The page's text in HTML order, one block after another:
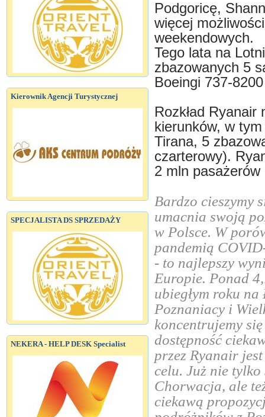
Kierownik Agencji Turystycznej
SPECJALISTA DS SPRZEDAŻY
NEKERA - HELP DESK Specialist
Podgoricę,
więcej
weekendowych.
Tego lata na
zbazowanych 5
Boeingi 737-
Rozkład
kierunków, w
Tirana, 5
czarterowy).
2 mln pasażerów
Bardzo cieszymy
umacnia swoją
w Polsce. W
pandemią
- to najlepszy
Europie. Ponad
ubiegłym roku
Poznaniacy i
koncentrujemy
dostępność
przez Ryanair
celu. Już nie tylko
Chorwacja, ale
ciekawą